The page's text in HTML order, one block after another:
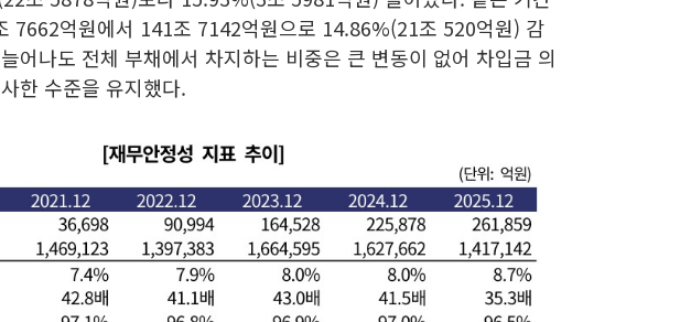
7662억원에서 141조 7142억원으로 14.86%(21조 520억원) 감
어나도 전체 부채에서 차지하는 비중은 큰 변동이 없어 차입금 의
한 수준을 유지했다.